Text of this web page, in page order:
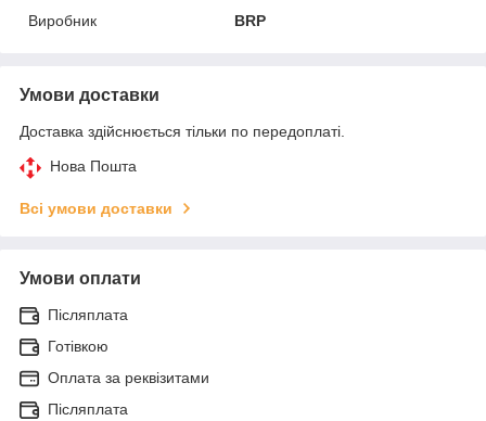
Виробник
BRP
Умови доставки
Доставка здійснюється тільки по передоплаті.
Нова Пошта
Всі умови доставки
Умови оплати
Післяплата
Готівкою
Оплата за реквізитами
Післяплата